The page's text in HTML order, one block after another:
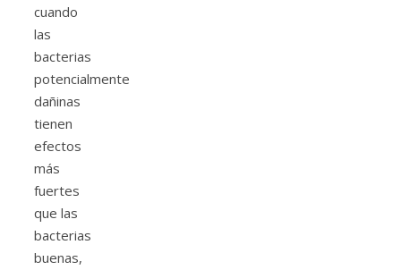
cuando
las
bacterias
potencialmente
dañinas
tienen
efectos
más
fuertes
que las
bacterias
buenas,